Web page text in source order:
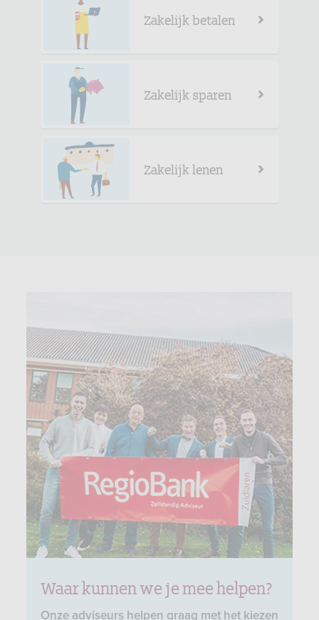
Zakelijk betalen
Zakelijk sparen
Zakelijk lenen
Waar kunnen we je mee helpen?
Onze adviseurs helpen graag met het kiezen